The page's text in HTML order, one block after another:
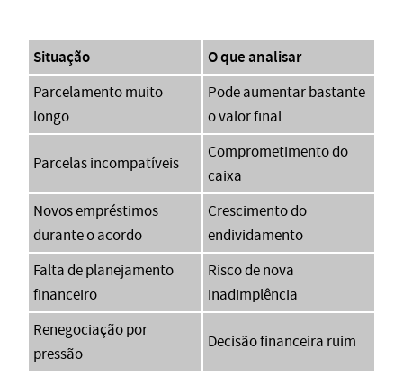
Situação O que analisar
Parcelamento muito
longo
Pode aumentar bastante
o valor final
Parcelas incompatíveis
Comprometimento do
caixa
Novos empréstimos
durante o acordo
Crescimento do
endividamento
Falta de planejamento
financeiro
Risco de nova
inadimplência
Renegociação por
pressão
Decisão financeira ruim